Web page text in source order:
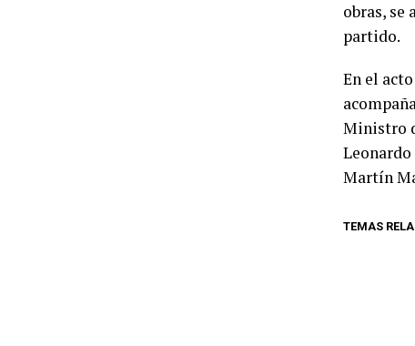
obras, se
partido.
En el
Ministro
Martín
TEMAS